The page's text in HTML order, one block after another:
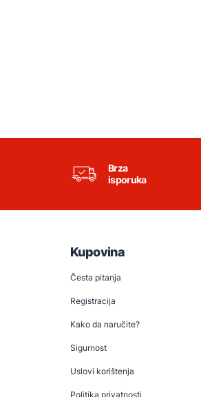
Brza
isporuka
Kupovina
Česta pitanja
Registracija
Kako da naručite?
Sigurnost
Uslovi korištenja
Politika privatnosti